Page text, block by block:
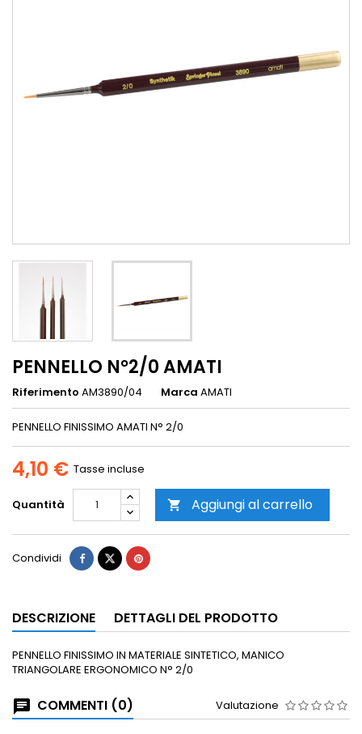
PENNELLO N°2/0 AMATI
Riferimento AM3890/04 Marca AMATI
PENNELLO FINISSIMO AMATI N° 2/0
4,10 € Tasse incluse
Quantità  Aggiungi al carrello
Condividi
DESCRIZIONE DETTAGLI DEL PRODOTTO
PENNELLO FINISSIMO IN MATERIALE SINTETICO, MANICO
TRIANGOLARE ERGONOMICO N° 2/0
COMMENTI (0) Valutazione